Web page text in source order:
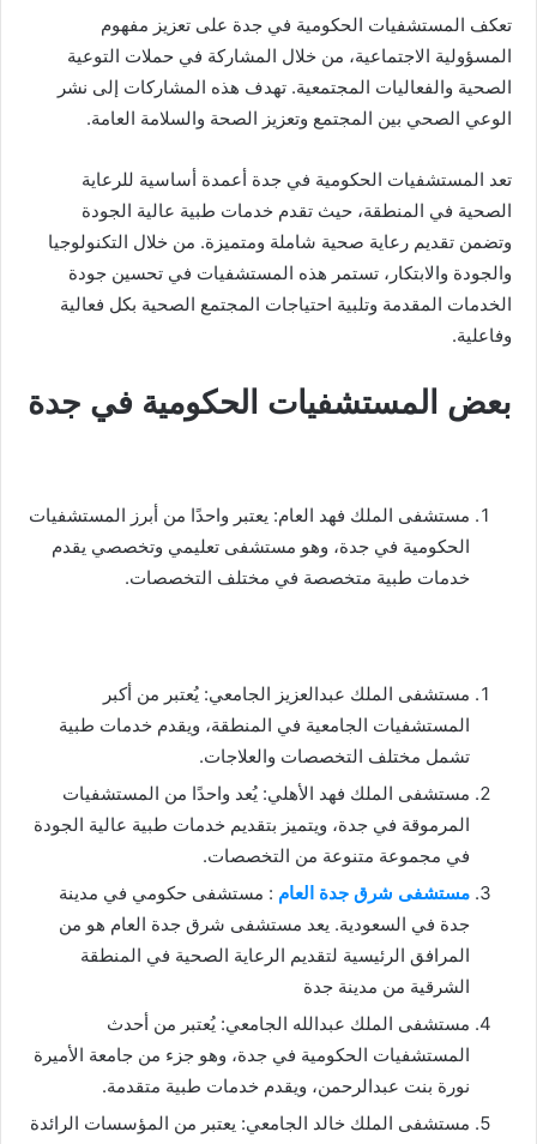
تعكف المستشفيات الحكومية في جدة على تعزيز مفهوم
المسؤولية الاجتماعية، من خلال المشاركة في حملات التوعية
الصحية والفعاليات المجتمعية. تهدف هذه المشاركات إلى نشر
الوعي الصحي بين المجتمع وتعزيز الصحة والسلامة العامة.
تعد المستشفيات الحكومية في جدة أعمدة أساسية للرعاية
الصحية في المنطقة، حيث تقدم خدمات طبية عالية الجودة
وتضمن تقديم رعاية صحية شاملة ومتميزة. من خلال التكنولوجيا
والجودة والابتكار، تستمر هذه المستشفيات في تحسين جودة
الخدمات المقدمة وتلبية احتياجات المجتمع الصحية بكل فعالية
وفاعلية.
بعض المستشفيات الحكومية في جدة
مستشفى الملك فهد العام: يعتبر واحدًا من أبرز المستشفيات
الحكومية في جدة، وهو مستشفى تعليمي وتخصصي يقدم
خدمات طبية متخصصة في مختلف التخصصات.
مستشفى الملك عبدالعزيز الجامعي: يُعتبر من أكبر
المستشفيات الجامعية في المنطقة، ويقدم خدمات طبية
تشمل مختلف التخصصات والعلاجات.
مستشفى الملك فهد الأهلي: يُعد واحدًا من المستشفيات
المرموقة في جدة، ويتميز بتقديم خدمات طبية عالية الجودة
في مجموعة متنوعة من التخصصات.
مستشفى شرق جدة العام : مستشفى حكومي في مدينة
جدة في السعودية. يعد مستشفى شرق جدة العام هو من
المرافق الرئيسية لتقديم الرعاية الصحية في المنطقة
الشرقية من مدينة جدة
مستشفى الملك عبدالله الجامعي: يُعتبر من أحدث
المستشفيات الحكومية في جدة، وهو جزء من جامعة الأميرة
نورة بنت عبدالرحمن، ويقدم خدمات طبية متقدمة.
مستشفى الملك خالد الجامعي: يعتبر من المؤسسات الرائدة